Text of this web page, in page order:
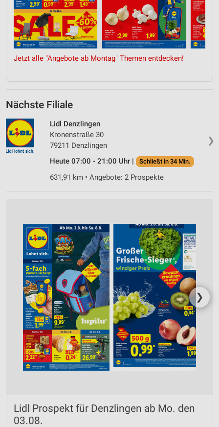
Jetzt alle "Angebote ab Montag" Themen entdecken!
Nächste Filiale
❯
Lidl Denzlingen
Kronenstraße 30
79211 Denzlingen
Heute 07:00 - 21:00 Uhr |
Schließt in 34 Min.
631,91 km • Angebote: 2 Prospekte
❯
Lidl Prospekt für Denzlingen ab Mo. den
03.08.